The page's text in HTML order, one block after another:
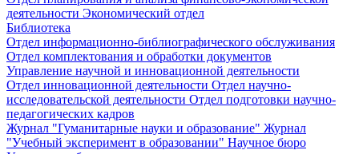
деятельности Экономический отдел
Библиотека
Отдел информационно-библиографического обслуживания
Отдел комплектования и обработки документов
Управление научной и инновационной деятельности
Отдел инновационной деятельности Отдел научно-
исследовательской деятельности Отдел подготовки научно-
педагогических кадров
Журнал "Гуманитарные науки и образование" Журнал
"Учебный эксперимент в образовании" Научное бюро